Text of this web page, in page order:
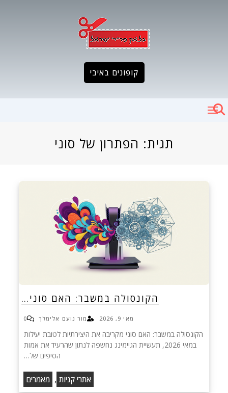
קופונים באיבי
תגית: הפתרון של סוני
הקונסולה במשבר: האם סוני…
מאי 9, 2026 מור נועם אלימלך 0
הקונסולה במשבר: האם סוני מקריבה את היצירתיות לטובת יעילות
במאי 2026, תעשיית הגיימינג נחשפה לנתון שהרעיד את אמות
הסיפים של…
אתרי קניות , מאמרים